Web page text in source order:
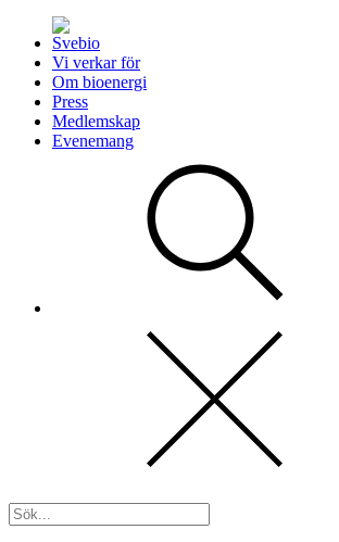
Vi verkar för
Om bioenergi
Press
Medlemskap
Evenemang